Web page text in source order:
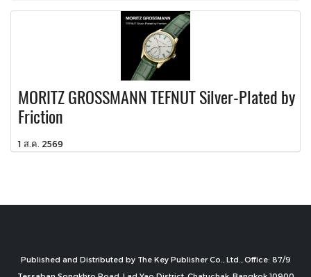
MORITZ GROSSMANN TEFNUT Silver-Plated by
Friction
1 ส.ค. 2569
Published and Distributed by The Key Publisher Co., Ltd., Office: 87/9